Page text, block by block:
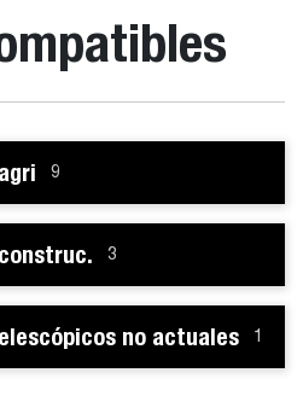
9
3
no actuales 1